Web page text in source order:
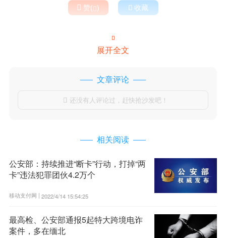
 赞()  收藏

展开全文
文章评论
 还没有人评论过，赶快抢沙发吧！
相关阅读
公安部：持续推进“断卡”行动，打掉“两
卡”违法犯罪团伙4.2万个
移动支付网 | 2022/4/14 15:54:25
最高检、公安部通报5起特大跨境电诈
案件，多在缅北